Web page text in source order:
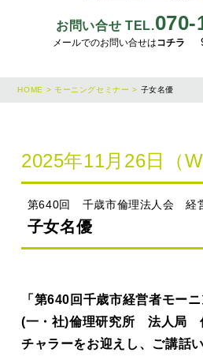
お問い合せ TEL.070-
メールでのお問い合せはコチラ
HOME > モーニングセミナー > 子女名優
2025年11月26日（
第640回 千歳市倫理法人会 経
子女名優
「第640回千歳市経営者モー
(一・社)倫理研究所 法人局
チャラーをお迎えし、ご講話